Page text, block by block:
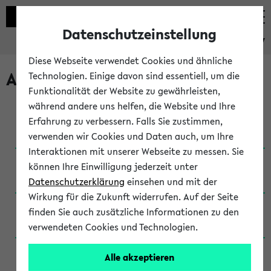
eKVV
Archivierte Studiengänge
Anglistik: British and American Studies / B.A.
(Einschreibung bis WiSe 16/17)
Anglistik: British and American Studies / B.A.
(Einschreibung bis SoSe 2015)
Anglistik: British and American Studies / B.A.
(Einschreibung bis SoSe 2013)
Anglistik: British and American Studies / Ba
(Einschreibung bis SoSe 2011)
Datenschutzeinstellung
Diese Webseite verwendet Cookies und ähnliche
Technologien. Einige davon sind essentiell, um die
Funktionalität der Website zu gewährleisten,
während andere uns helfen, die Website und Ihre
Erfahrung zu verbessern. Falls Sie zustimmen,
verwenden wir Cookies und Daten auch, um Ihre
Interaktionen mit unserer Webseite zu messen. Sie
können Ihre Einwilligung jederzeit unter
Datenschutzerklärung einsehen und mit der
Wirkung für die Zukunft widerrufen. Auf der Seite
finden Sie auch zusätzliche Informationen zu den
verwendeten Cookies und Technologien.
Alle akzeptieren